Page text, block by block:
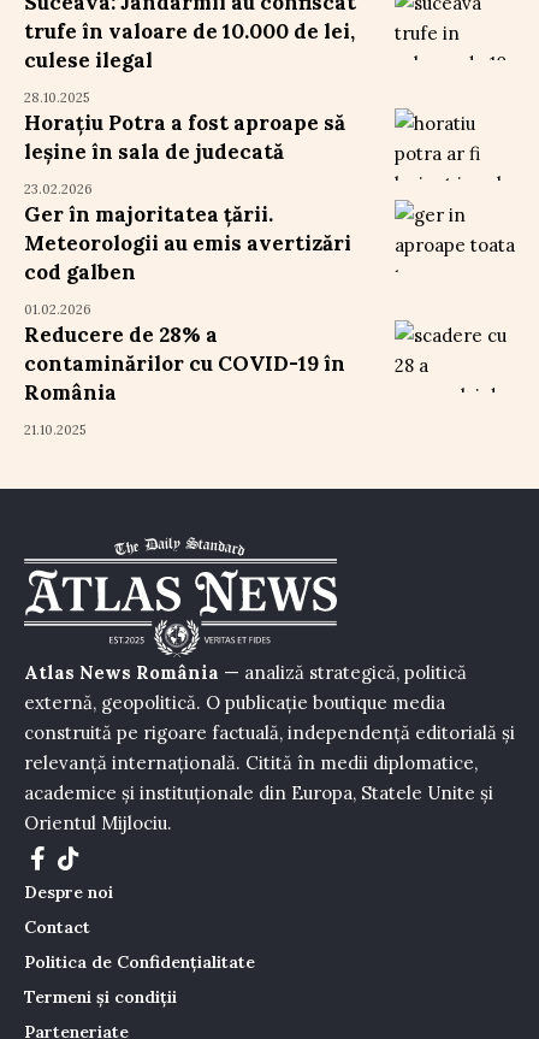
trufe în valoare de 10.000 de lei,
culese ilegal
28.10.2025
Horațiu Potra a fost aproape să
leșine în sala de judecată
23.02.2026
Ger în majoritatea țării.
Meteorologii au emis avertizări
cod galben
01.02.2026
Reducere de 28% a
contaminărilor cu COVID-19 în
România
21.10.2025
Atlas News România — analiză strategică, politică
externă, geopolitică. O publicație boutique media
construită pe rigoare factuală, independență editorială și
relevanță internațională. Citită în medii diplomatice,
academice și instituționale din Europa, Statele Unite și
Orientul Mijlociu.
Despre noi
Contact
Politica de Confidențialitate
Termeni și condiții
Parteneriate